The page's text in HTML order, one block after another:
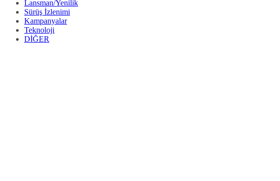
Lansman/Yenilik
Sürüş İzlenimi
Kampanyalar
Teknoloji
DİĞER